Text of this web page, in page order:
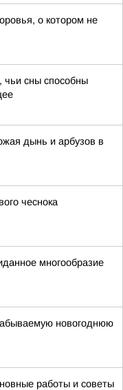
о котором не
чьи сны способны
дынь и арбузов в
чеснока
многообразие
новогоднюю
работы и советы